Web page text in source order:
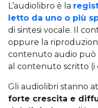
L’audiolibro è la
letto da uno o più
di sintesi vocale. Il
oppure la
contenuto audio può
al contenuto scritto (i
Gli audiolibri stanno
forte crescita e